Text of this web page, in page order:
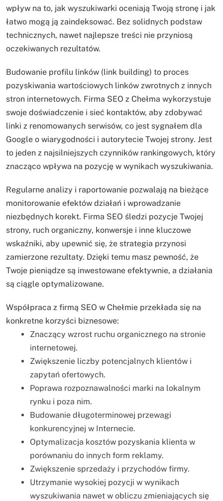
wpływ na to, jak wyszukiwarki oceniają Twoją stronę i jak
łatwo mogą ją zaindeksować. Bez solidnych podstaw
technicznych, nawet najlepsze treści nie przyniosą
oczekiwanych rezultatów.
Budowanie profilu linków (link building) to proces
pozyskiwania wartościowych linków zwrotnych z innych
stron internetowych. Firma SEO z Chełma wykorzystuje
swoje doświadczenie i sieć kontaktów, aby zdobywać
linki z renomowanych serwisów, co jest sygnałem dla
Google o wiarygodności i autorytecie Twojej strony. Jest
to jeden z najsilniejszych czynników rankingowych, który
znacząco wpływa na pozycję w wynikach wyszukiwania.
Regularne analizy i raportowanie pozwalają na bieżące
monitorowanie efektów działań i wprowadzanie
niezbędnych korekt. Firma SEO śledzi pozycje Twojej
strony, ruch organiczny, konwersje i inne kluczowe
wskaźniki, aby upewnić się, że strategia przynosi
zamierzone rezultaty. Dzięki temu masz pewność, że
Twoje pieniądze są inwestowane efektywnie, a działania
są ciągle optymalizowane.
Współpraca z firmą SEO w Chełmie przekłada się na
konkretne korzyści biznesowe:
Znaczący wzrost ruchu organicznego na stronie
internetowej.
Zwiększenie liczby potencjalnych klientów i
zapytań ofertowych.
Poprawa rozpoznawalności marki na lokalnym
rynku i poza nim.
Budowanie długoterminowej przewagi
konkurencyjnej w Internecie.
Optymalizacja kosztów pozyskania klienta w
porównaniu do innych form reklamy.
Zwiększenie sprzedaży i przychodów firmy.
Utrzymanie wysokiej pozycji w wynikach
wyszukiwania nawet w obliczu zmieniających się